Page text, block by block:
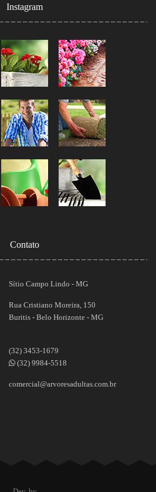
Instagram
Contato
Sítio Campo Lindo - MG
Rua Cristiano Moreira, 150
Buritis - Belo Horizonte - MG
(32) 3453-1679
(32) 9984-5518
comercial@arvoresadultas.com.br